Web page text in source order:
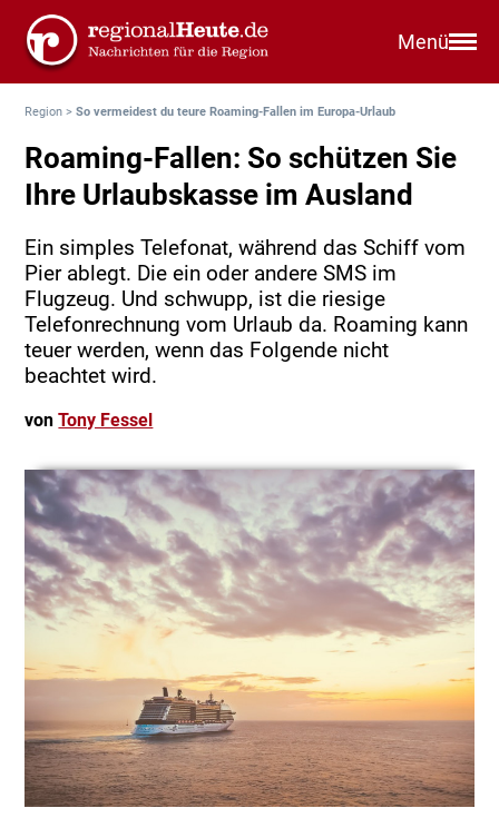
Menü
Region >So vermeidest du teure Roaming-Fallen im Europa-Urlaub
Roaming-Fallen: So schützen Sie
Ihre Urlaubskasse im Ausland
Ein simples Telefonat, während das Schiff vom
Pier ablegt. Die ein oder andere SMS im
Flugzeug. Und schwupp, ist die riesige
Telefonrechnung vom Urlaub da. Roaming kann
teuer werden, wenn das Folgende nicht
beachtet wird.
vonTony Fessel